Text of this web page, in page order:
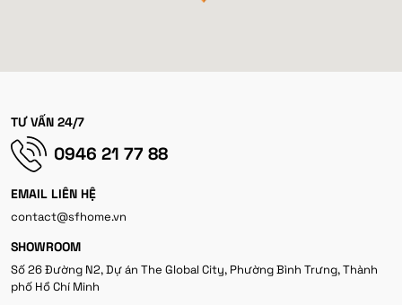
TƯ VẤN 24/7
0946 21 77 88
EMAIL LIÊN HỆ
contact@sfhome.vn
SHOWROOM
Số 26 Đường N2, Dự án The Global City, Phường Bình Trưng, Thành
phố Hồ Chí Minh